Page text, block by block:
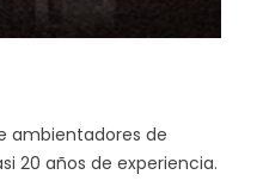
ambientadores de
20 años de experiencia.